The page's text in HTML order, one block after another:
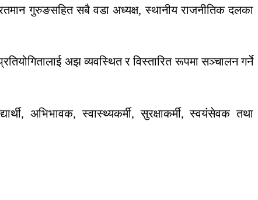
गुरुङसहित सबै वडा अध्यक्ष, स्थानीय राजनीतिक दलका
अझ व्यवस्थित र विस्तारित रूपमा सञ्चालन गर्ने
अभिभावक, स्वास्थ्यकर्मी, सुरक्षाकर्मी, स्वयंसेवक तथा